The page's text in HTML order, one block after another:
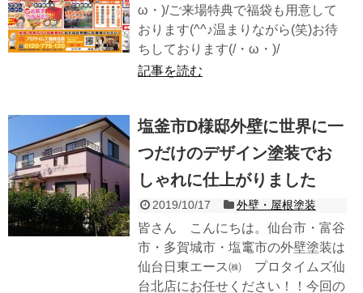
ω・)/ご来場特典で福袋も用意して
おります(^^♪温まりながら(笑)お待
ちしております(/・ω・)/
記事を読む
塩釜市D様邸外壁に世界に一
つだけのデザイン塗装でお
しゃれに仕上がりました
2019/10/17 外壁・屋根塗装
皆さん こんにちは。仙台市・富谷
市・多賀城市・塩竃市の外壁塗装は
仙台日東エース㈱ プロタイムズ仙
台北店にお任せください！！今回の